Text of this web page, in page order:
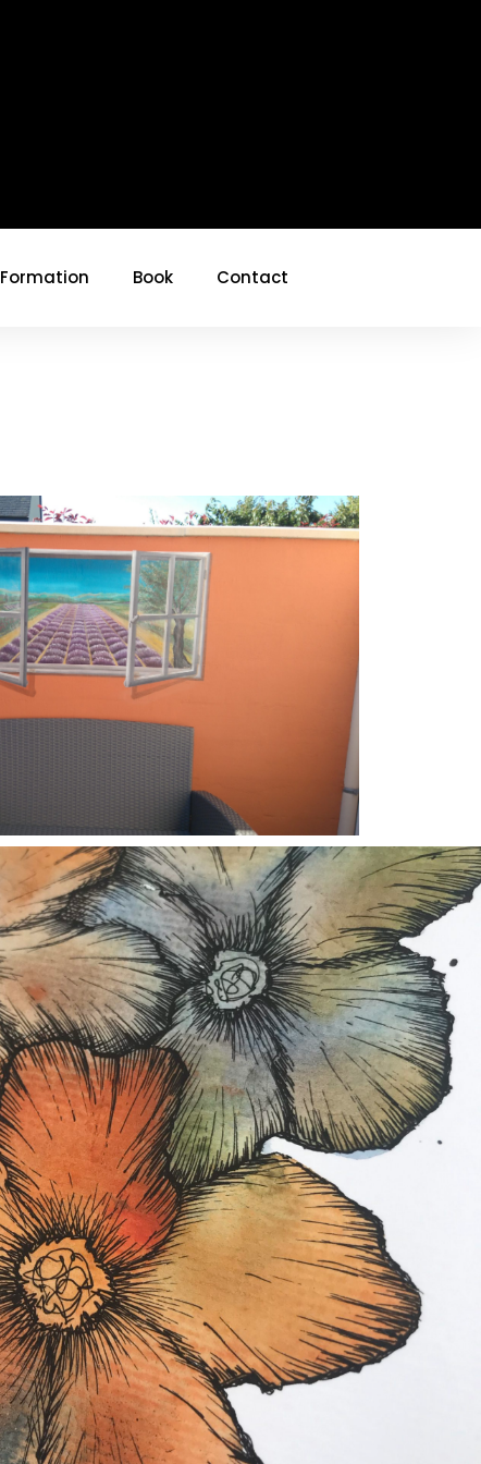
Formation Book Contact